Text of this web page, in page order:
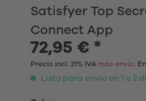
Satisfyer Top
Connect App
72,95 € *
Precio incl. 21% IVA más envío.
Listo para envío en 1 o 2